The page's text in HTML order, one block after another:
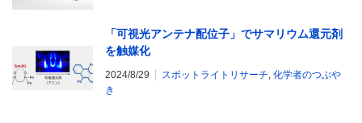
「可視光アンテナ配位子」でサマリウム還元剤
を触媒化
2024/8/29 スポットライトリサーチ 化学者のつぶや
き